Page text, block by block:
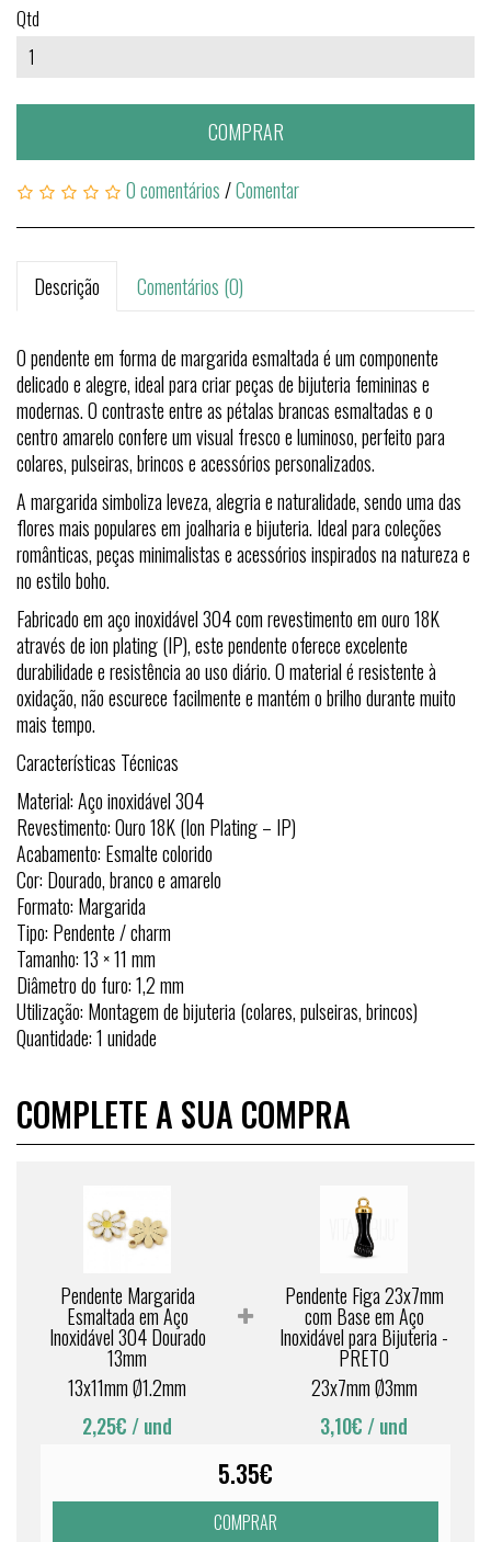
Qtd
COMPRAR
0 comentários/Comentar
Descrição Comentários (0)
O pendente em forma de margarida esmaltada é um componente
delicado e alegre, ideal para criar peças de bijuteria femininas e
modernas. O contraste entre as pétalas brancas esmaltadas e o
centro amarelo confere um visual fresco e luminoso, perfeito para
colares, pulseiras, brincos e acessórios personalizados.
A margarida simboliza leveza, alegria e naturalidade, sendo uma das
flores mais populares em joalharia e bijuteria. Ideal para coleções
românticas, peças minimalistas e acessórios inspirados na natureza e
no estilo boho.
Fabricado em aço inoxidável 304 com revestimento em ouro 18K
através de ion plating (IP), este pendente oferece excelente
durabilidade e resistência ao uso diário. O material é resistente à
oxidação, não escurece facilmente e mantém o brilho durante muito
mais tempo.
Características Técnicas
Material: Aço inoxidável 304
Revestimento: Ouro 18K (Ion Plating – IP)
Acabamento: Esmalte colorido
Cor: Dourado, branco e amarelo
Formato: Margarida
Tipo: Pendente / charm
Tamanho: 13 × 11 mm
Diâmetro do furo: 1,2 mm
Utilização: Montagem de bijuteria (colares, pulseiras, brincos)
Quantidade: 1 unidade
COMPLETE A SUA COMPRA
Pendente Margarida
Esmaltada em Aço
Inoxidável 304 Dourado
13mm
13x11mm Ø1.2mm
2,25€ / und
Pendente Figa 23x7mm
com Base em Aço
Inoxidável para Bijuteria -
PRETO
23x7mm Ø3mm
3,10€ / und
5.35€
COMPRAR